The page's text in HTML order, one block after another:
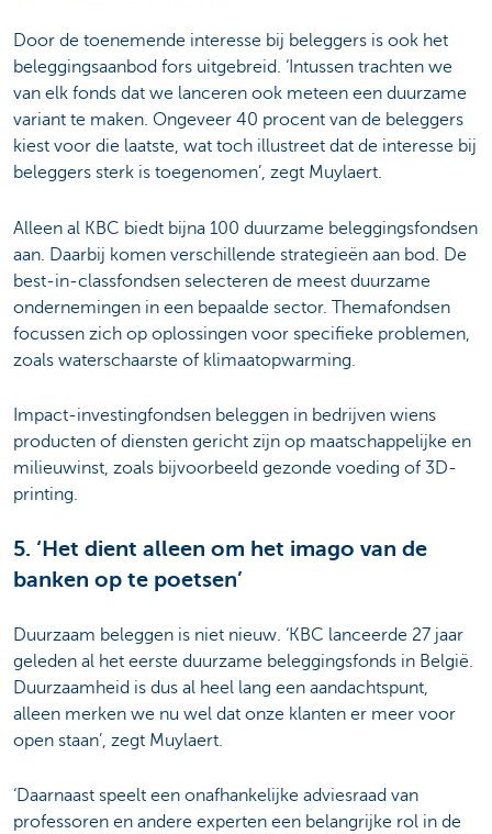
Door de toenemende interesse bij beleggers is ook het
beleggingsaanbod fors uitgebreid. ‘Intussen trachten we
van elk fonds dat we lanceren ook meteen een duurzame
variant te maken. Ongeveer 40 procent van de beleggers
kiest voor die laatste, wat toch illustreet dat de interesse bij
beleggers sterk is toegenomen’, zegt Muylaert.
Alleen al KBC biedt bijna 100 duurzame beleggingsfondsen
aan. Daarbij komen verschillende strategieën aan bod. De
best-in-classfondsen selecteren de meest duurzame
ondernemingen in een bepaalde sector. Themafondsen
focussen zich op oplossingen voor specifieke problemen,
zoals waterschaarste of klimaatopwarming.
Impact-investingfondsen beleggen in bedrijven wiens
producten of diensten gericht zijn op maatschappelijke en
milieuwinst, zoals bijvoorbeeld gezonde voeding of 3D-
printing.
5. ‘Het dient alleen om het imago van de
banken op te poetsen’
Duurzaam beleggen is niet nieuw. ‘KBC lanceerde 27 jaar
geleden al het eerste duurzame beleggingsfonds in België.
Duurzaamheid is dus al heel lang een aandachtspunt,
alleen merken we nu wel dat onze klanten er meer voor
open staan’, zegt Muylaert.
‘Daarnaast speelt een onafhankelijke adviesraad van
professoren en andere experten een belangrijke rol in de